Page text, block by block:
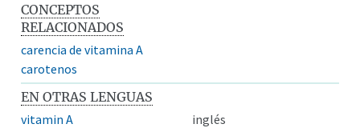
CONCEPTOS
RELACIONADOS
carencia de vitamina A
carotenos
EN OTRAS LENGUAS
vitamin A
inglés